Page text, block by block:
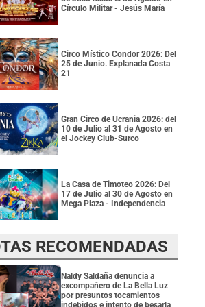
Círculo Militar - Jesús María
Circo Místico Condor 2026: Del
25 de Junio. Explanada Costa
21
Gran Circo de Ucrania 2026: del
10 de Julio al 31 de Agosto en
el Jockey Club-Surco
La Casa de Timoteo 2026: Del
17 de Julio al 30 de Agosto en
Mega Plaza - Independencia
RECOMENDADAS
Naldy Saldaña denuncia a
excompañero de La Bella Luz
por presuntos tocamientos
indebidos e intento de besarla